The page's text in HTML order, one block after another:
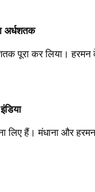
अर्धशतक
पूरा कर लिया।
हैं। मंधाना और